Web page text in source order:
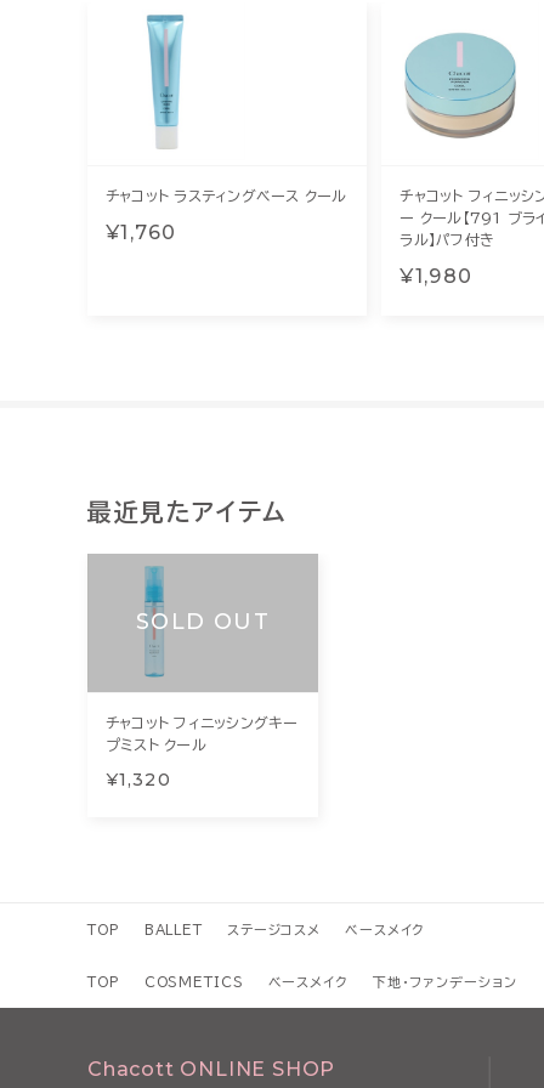
チャコット ラスティングベース クール
¥1,760
チャコット フィニッ
ー クール【791 ブラ
ラル】パフ付き
¥1,980
最近見たアイテム
SOLD OUT
チャコット フィニッシングキー
プミスト クール
¥1,320
TOP BALLET ステージコスメ ベースメイク
TOP COSMETICS ベースメイク 下地・ファンデーション
Chacott ONLINE SHOP